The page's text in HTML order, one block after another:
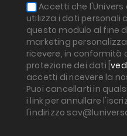
Accetti che
utilizza i dati personali
questo modulo al fine
marketing
ricevere, in conformità
protezione dei dati [
accetti di ricevere la
Puoi cancellarti in
i link per annullare
l'indirizzo